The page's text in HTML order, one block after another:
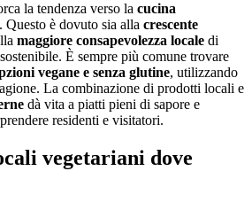
la tendenza verso la cucina
. Questo è dovuto sia alla crescente
maggiore consapevolezza locale di
È sempre più comune trovare
vegane e senza glutine, utilizzando
La combinazione di prodotti locali e
dà vita a piatti pieni di sapore e
residenti e visitatori.
vegetariani dove